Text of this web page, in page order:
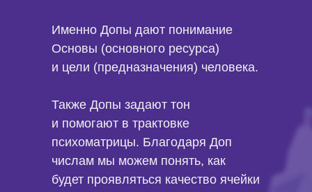
Именно Допы дают понимание
Основы (основного ресурса)
и цели (предназначения) человека.
Также Допы задают тон
и помогают в трактовке
психоматрицы. Благодаря Доп
числам мы можем понять, как
будет проявляться качество ячейки